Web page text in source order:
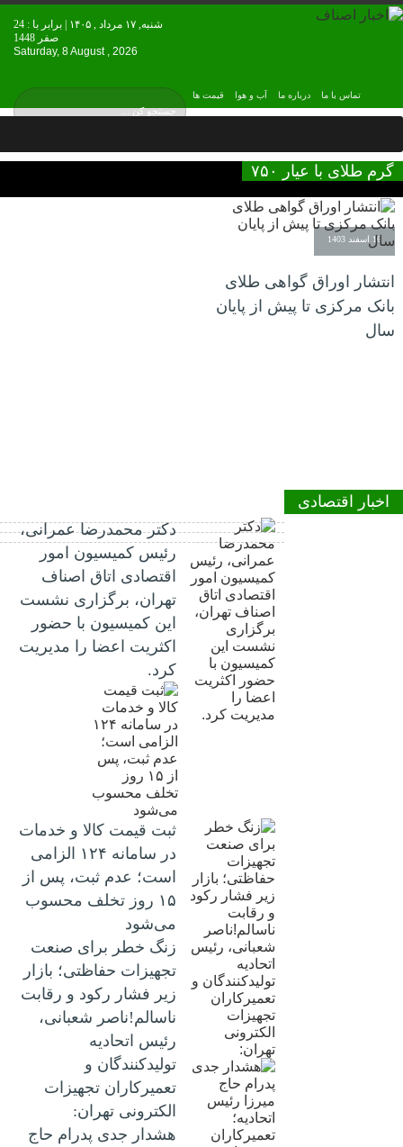
قیمت ها آب و هوا درباره ما تماس با ما
شنبه, ۱۷ مرداد , ۱۴۰۵ | برابر با : 24
صفر 1448
Saturday, 8 August , 2026
گرم طلای با عیار ۷۵۰
16 اسفند 1403
انتشار اوراق گواهی طلای
بانک مرکزی تا پیش از پایان
سال
اخبار اقتصادی
دکتر محمدرضا عمرانی،
رئیس کمیسیون امور
اقتصادی اتاق اصناف
تهران، برگزاری نشست
این کمیسیون با حضور
اکثریت اعضا را مدیریت
کرد.
ثبت قیمت کالا و خدمات
در سامانه ۱۲۴ الزامی
است؛ عدم ثبت، پس از
۱۵ روز تخلف محسوب
می‌شود
زنگ خطر برای صنعت
تجهیزات حفاظتی؛ بازار
زیر فشار رکود و رقابت
ناسالم!ناصر شعبانی،
رئیس اتحادیه
تولیدکنندگان و
تعمیرکاران تجهیزات
الکترونی تهران:
هشدار جدی پدرام حاج